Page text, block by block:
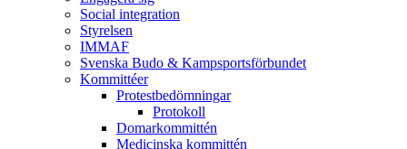
Social integration
Styrelsen
IMMAF
Svenska Budo & Kampsportsförbundet
Kommittéer
Protestbedömningar
Protokoll
Domarkommittén
Medicinska kommittén